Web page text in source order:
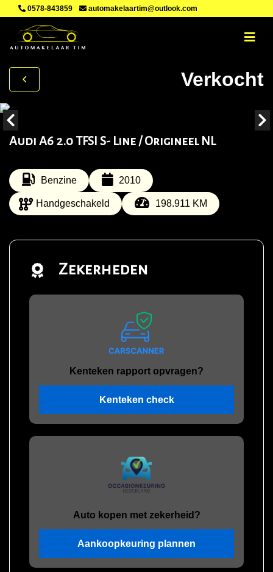
0578-843859 automakelaartim@outlook.com
Verkocht
Audi A6 2.0 TFSI S- Line / Origineel NL
Benzine 2010
Handgeschakeld 198.911 KM
Zekerheden
Kenteken rapport opvragen?
Kenteken check
Auto kopen met zekerheid?
Aankoopkeuring plannen